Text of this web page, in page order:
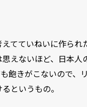
てていねいに作られ
えないほど、日本人
飽きがこないので、
というもの。